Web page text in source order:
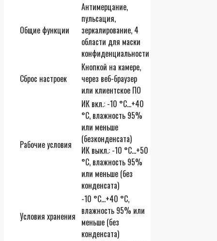
Общие функции
Антимерцание,
пульсация,
зеркалирование, 4
области для маски
конфиденциальности
Сброс настроек
Кнопкой на камере,
через веб-браузер
или клиентское ПО
Рабочие условия
ИК вкл.: -10 °C…+40
°C, влажность 95%
или меньше
(безконденсата)
ИК выкл.: -10 °C…+50
°C, влажность 95%
или меньше (без
конденсата)
Условия хранения
-10 °C…+40 °C,
влажность 95% или
меньше (без
конденсата)